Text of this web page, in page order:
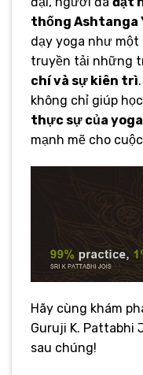
thống Ashtanga
dạy yoga như một
truyền tải những
chí và sự kiên trì
không chỉ giúp
thực sự của yoga
mạnh mẽ cho
Hãy cùng khám
Guruji K. Pattabhi
sau chúng!